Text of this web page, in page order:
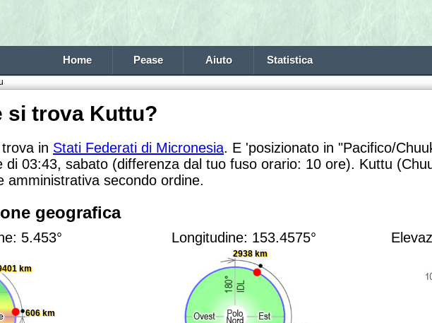
Home Pease Aiuto Statistica
si trova Kuttu?
in Stati Federati di Micronesia. E 'posizionato in "Pacifico/
di 03:43, sabato (differenza dal tuo fuso orario: 10 ore). Kuttu
amministrativa secondo ordine.
geografica
5.453°
km
606 km
Longitudine: 153.4575°
2938 km